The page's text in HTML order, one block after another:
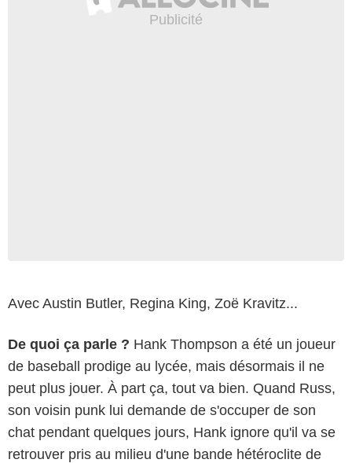
Avec Austin Butler, Regina King, Zoë Kravitz...
De quoi ça parle ? Hank Thompson a été un joueur
de baseball prodige au lycée, mais désormais il ne
peut plus jouer. À part ça, tout va bien. Quand Russ,
son voisin punk lui demande de s'occuper de son
chat pendant quelques jours, Hank ignore qu'il va se
retrouver pris au milieu d'une bande hétéroclite de